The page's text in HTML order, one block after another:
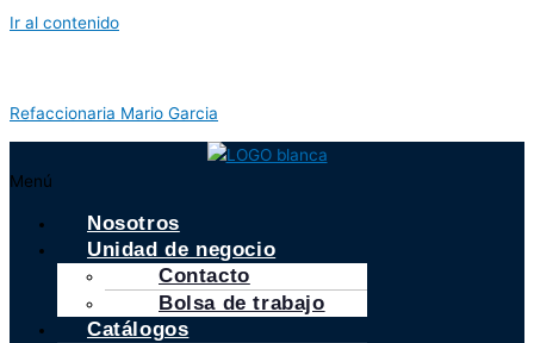
Ir al contenido
Refaccionaria Mario Garcia
Menú
Nosotros
Unidad de negocio
Contacto
Bolsa de trabajo
Catálogos